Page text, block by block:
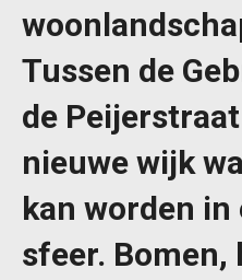
Tussen de
de
nieuwe wijk
kan worden
sfeer. Bomen,